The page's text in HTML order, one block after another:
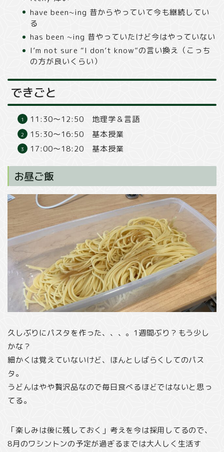
have been~ing 昔からやっていて今も継続してい
る
has been ~ing 昔やっていたけど今はやっていない
I’m not sure “I don’t know”の言い換え（こっち
の方が良いくらい）
できごと
11:30〜12:50 地理学＆言語
15:30〜16:50 基本授業
17:00〜18:20 基本授業
お昼ご飯
久しぶりにパスタを作った、、、。1週間ぶり？もう少し
かな？
細かくは覚えていないけど、ほんとしばらくしてのパス
タ。
うどんはやや贅沢品なので毎日食べるほどではないと思っ
てる。
「楽しみは後に残しておく」考えを今は採用してるので、
8月のワシントンの予定が過ぎるまでは大人しく生活す